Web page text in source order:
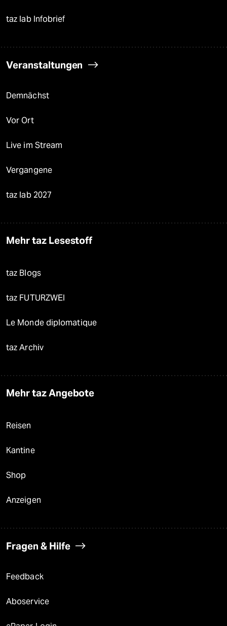
taz lab Infobrief
Veranstaltungen
Demnächst
Vor Ort
Live im Stream
Vergangene
taz lab 2027
Mehr taz Lesestoff
taz Blogs
taz FUTURZWEI
Le Monde diplomatique
taz Archiv
Mehr taz Angebote
Reisen
Kantine
Shop
Anzeigen
Fragen & Hilfe
Feedback
Aboservice